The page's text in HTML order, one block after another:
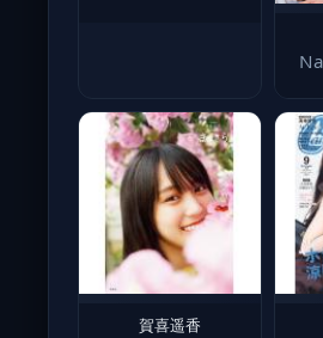
賀喜遥香